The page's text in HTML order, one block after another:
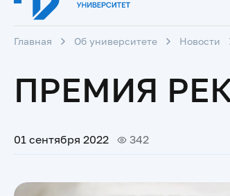
Главная Об университете Новости
ПРЕМИЯ
01 сентября 2022 342